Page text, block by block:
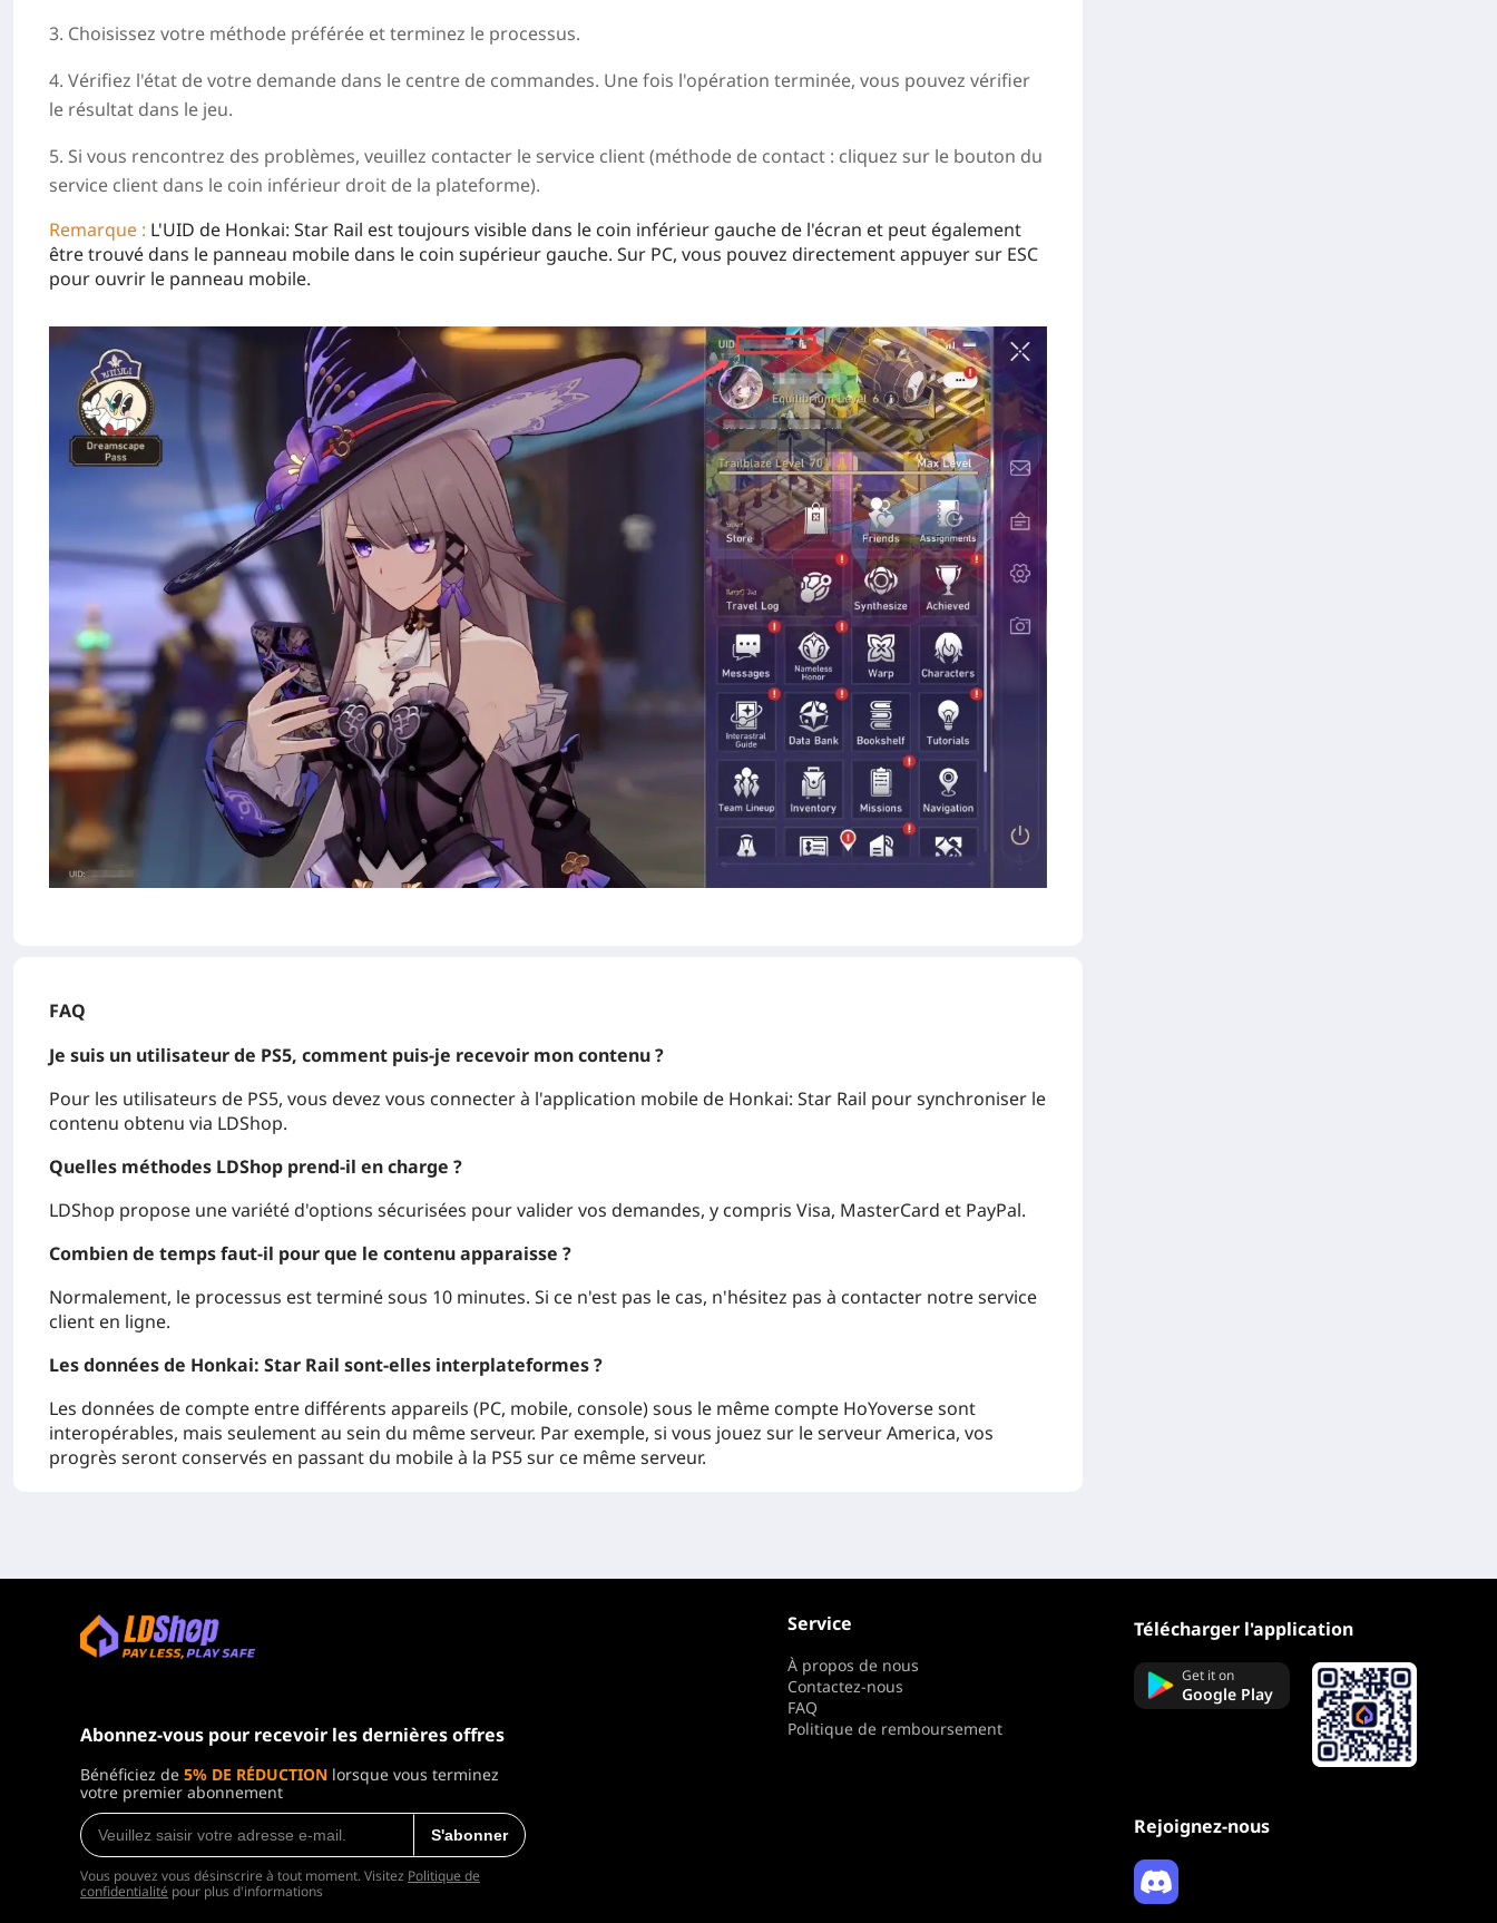
3. Choisissez votre méthode préférée et terminez le processus.
4. Vérifiez l'état de votre demande dans le centre de commandes. Une fois l'opération terminée, vous pouvez vérifier
le résultat dans le jeu.
5. Si vous rencontrez des problèmes, veuillez contacter le service client (méthode de contact : cliquez sur le bouton du
service client dans le coin inférieur droit de la plateforme).
Remarque : L'UID de Honkai: Star Rail est toujours visible dans le coin inférieur gauche de l'écran et peut également
être trouvé dans le panneau mobile dans le coin supérieur gauche. Sur PC, vous pouvez directement appuyer sur ESC
pour ouvrir le panneau mobile.
FAQ
Je suis un utilisateur de PS5, comment puis-je recevoir mon contenu ?
Pour les utilisateurs de PS5, vous devez vous connecter à l'application mobile de Honkai: Star Rail pour synchroniser le
contenu obtenu via LDShop.
Quelles méthodes LDShop prend-il en charge ?
LDShop propose une variété d'options sécurisées pour valider vos demandes, y compris Visa, MasterCard et PayPal.
Combien de temps faut-il pour que le contenu apparaisse ?
Normalement, le processus est terminé sous 10 minutes. Si ce n'est pas le cas, n'hésitez pas à contacter notre service
client en ligne.
Les données de Honkai: Star Rail sont-elles interplateformes ?
Les données de compte entre différents appareils (PC, mobile, console) sous le même compte HoYoverse sont
interopérables, mais seulement au sein du même serveur. Par exemple, si vous jouez sur le serveur America, vos
progrès seront conservés en passant du mobile à la PS5 sur ce même serveur.
Abonnez-vous pour recevoir les dernières offres
Bénéficiez de 5% DE RÉDUCTION lorsque vous terminez
votre premier abonnement
S'abonner
Vous pouvez vous désinscrire à tout moment. Visitez Politique de
confidentialité pour plus d'informations
Service
À propos de nous
Contactez-nous
FAQ
Politique de remboursement
Télécharger l'application
Get it on
Google Play
Rejoignez-nous